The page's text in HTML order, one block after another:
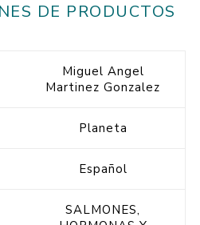
DE PRODUCTOS
Miguel Angel
Martinez Gonzalez
Planeta
Español
SALMONES,